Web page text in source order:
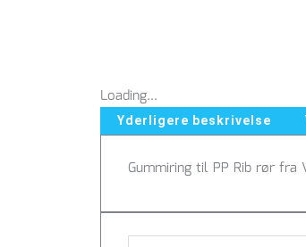
Loading...
Yderligere beskrivelse
Gummiring til PP Rib rør fra